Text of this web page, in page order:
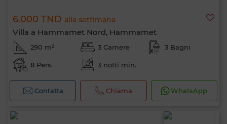
6.000 TND alla settimana
Villa a Hammamet Nord, Hammamet
290 m² 3 Camere 3 Bagni
8 Pers. 3 notti min.
Contatta Chiama WhatsApp